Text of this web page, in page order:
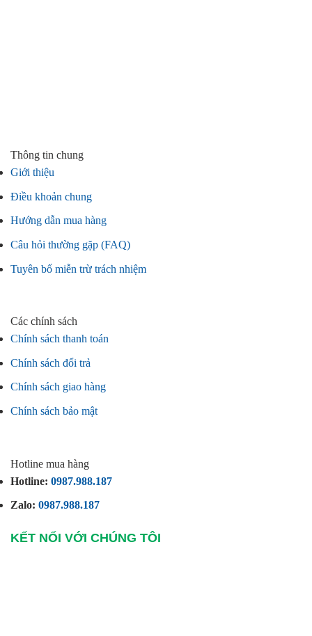
Thông tin chung
Giới thiệu
Điều khoản chung
Hướng dẫn mua hàng
Câu hỏi thường gặp (FAQ)
Tuyên bố miễn trừ trách nhiệm
Các chính sách
Chính sách thanh toán
Chính sách đổi trả
Chính sách giao hàng
Chính sách bảo mật
Hotline mua hàng
Hotline: 0987.988.187
Zalo: 0987.988.187
KẾT NỐI VỚI CHÚNG TÔI